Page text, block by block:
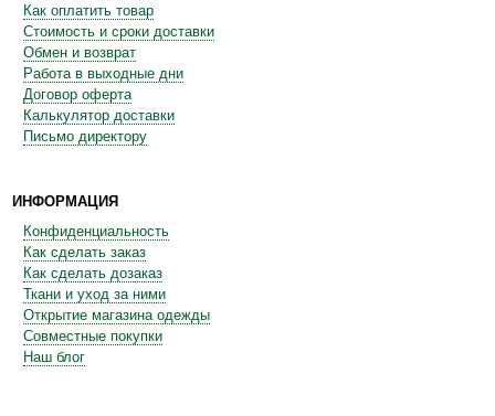
Как оплатить товар
Стоимость и сроки доставки
Обмен и возврат
Работа в выходные дни
Договор оферта
Калькулятор доставки
Письмо директору
ИНФОРМАЦИЯ
Конфиденциальность
Как сделать заказ
Как сделать дозаказ
Ткани и уход за ними
Открытие магазина одежды
Совместные покупки
Наш блог